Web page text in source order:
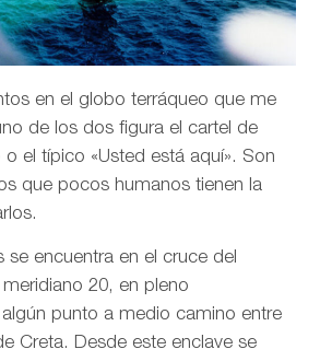
en el globo terráqueo que me
de los dos figura el cartel de
el típico «Usted está aquí». Son
que pocos humanos tienen la
se encuentra en el cruce del
20, en pleno
punto a medio camino entre
Creta. Desde este enclave se